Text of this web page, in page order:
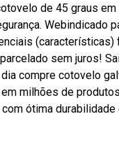
de 45 graus
Webindicado
sem juros!
compre cotovelo
milhões de
ótima